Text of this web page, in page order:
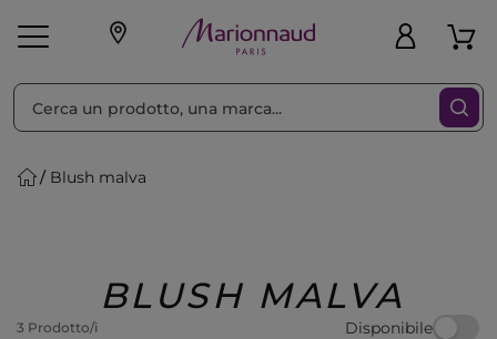
Make-up
Regalo
Blush malva
BLUSH MALVA
3 Prodotto/i Disponibile
Ordina per Filtra